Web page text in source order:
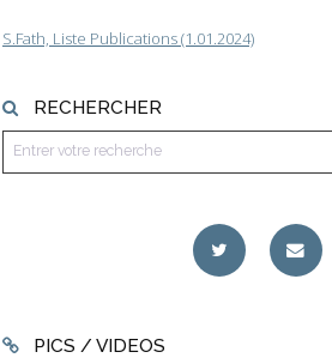
S.Fath, Liste Publications (1.01.2024)
RECHERCHER
PICS / VIDEOS